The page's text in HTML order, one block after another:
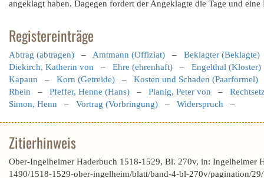
angeklagt haben. Dagegen fordert der Angeklagte die Tage und
Registereinträge
Abtrag (abtragen) – Amtmann (Offiziat) – Beklagter (Beklagte)
Diekirch, Katherin von – Ehre (ehrenhaft) – Engelthal (Kloster)
Kapaun – Korn (Getreide) – Kosten und Schaden (Paarformel)
Rhein – Pfeffer, Henne (Hans) – Planig, Peter von –
Simon, Henn – Vortrag (Vorbringung) – Widerspruch –
Zitierhinweis
Ober-Ingelheimer Haderbuch 1518-1529, Bl. 270v, in: Ingelheimer
1490/1518-1529-ober-ingelheim/blatt/band-4-bl-270v/pagination/